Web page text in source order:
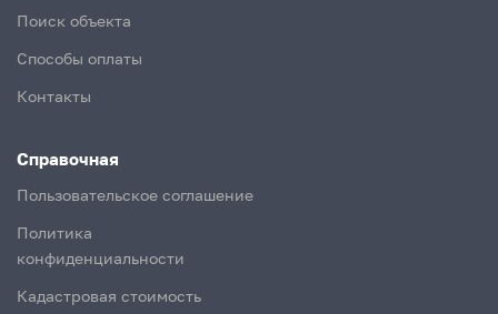
Поиск объекта
Способы оплаты
Контакты
Справочная
Пользовательское соглашение
Политика
конфиденциальности
Кадастровая стоимость